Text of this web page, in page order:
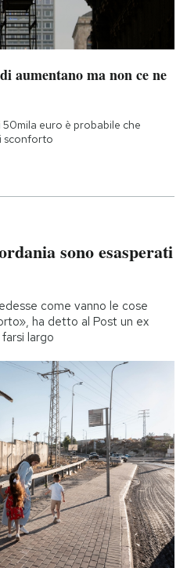
aumentano ma non ce ne
euro è probabile che
sconforto
sono esasperati
come vanno le cose
ha detto al Post un ex
largo